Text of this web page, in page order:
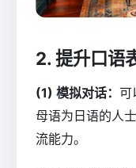
2. 提升口语
(1) 模拟对话： 可
母语为日语的人
流能力。